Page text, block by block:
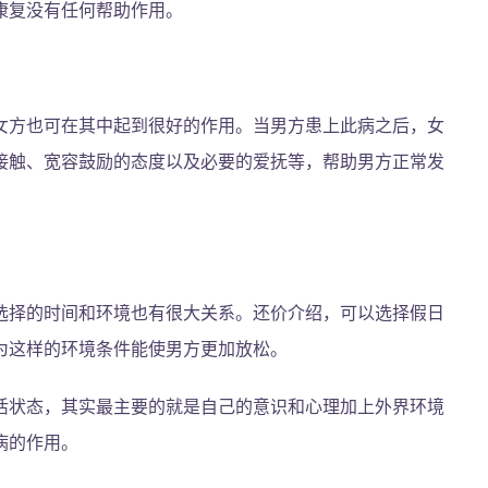
没有任何帮助作用。
也可在其中起到很好的作用。当男方患上此病之后，女
、宽容鼓励的态度以及必要的爱抚等，帮助男方正常发
的时间和环境也有很大关系。还价介绍，可以选择假日
样的环境条件能使男方更加放松。
态，其实最主要的就是自己的意识和心理加上外界环境
作用。